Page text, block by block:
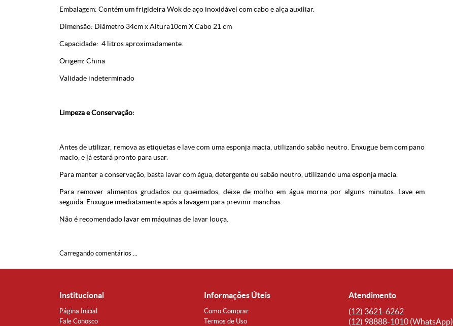
Embalagem: Contém um frigideira Wok de aço inoxidável com cabo e alça auxiliar.
Dimensão: Diâmetro 34cm x Altura10cm X Cabo 21 cm
Capacidade: 4 litros aproximadamente.
Origem: China
Validade indeterminado
Limpeza e Conservação:
Antes de utilizar, remova as etiquetas e lave com uma esponja macia, utilizando sabão neutro. Enxugue bem com pano
macio, e já estará pronto para usar.
Para manter a conservação, basta lavar com água, detergente ou sabão neutro, utilizando uma esponja macia.
Para remover alimentos grudados ou queimados, deixe de molho em água morna por alguns minutos. Lave em
seguida. Enxugue imediatamente após a lavagem para previnir manchas.
Não é recomendado lavar em máquinas de lavar louça.
Carregando comentários ...
Institucional
Página Inicial
Fale Conosco
Informações Úteis
Como Comprar
Termos de Uso
Atendimento
(12) 3621-6262
(12) 98888-1010 (WhatsApp)